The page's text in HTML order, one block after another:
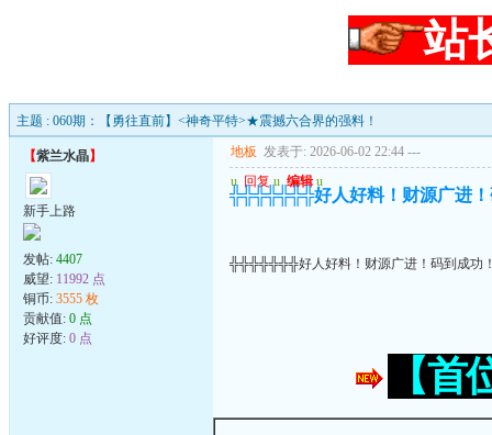
站
主题 : 060期：【勇往直前】<神奇平特>★震撼六合界的强料！
【紫兰水晶】
新手上路
发帖: 4407
威望: 11992 点
铜币: 3555 枚
贡献值: 0 点
好评度: 0 点
地板 发表于: 2026-06-02 22:44 ---
u 回复 u 编辑 u
╬╬╬╬╬╬╬好人好料！财源广进！
╬╬╬╬╬╬╬好人好料！财源广进！码到成功
【